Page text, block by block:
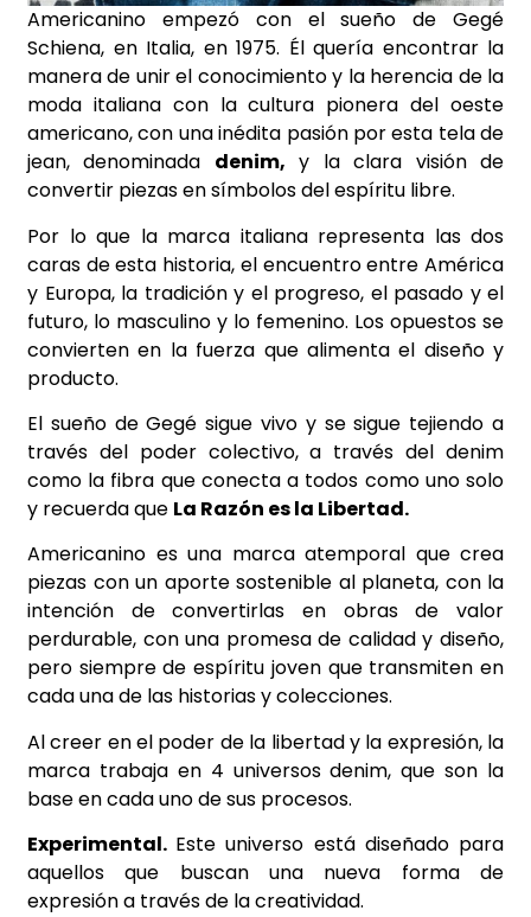
Americanino empezó con el sueño de Gegé
Schiena, en Italia, en 1975. Él quería encontrar la
manera de unir el conocimiento y la herencia de la
moda italiana con la cultura pionera del oeste
americano, con una inédita pasión por esta tela de
jean, denominada denim, y la clara visión de
convertir piezas en símbolos del espíritu libre.
Por lo que la marca italiana representa las dos
caras de esta historia, el encuentro entre América
y Europa, la tradición y el progreso, el pasado y el
futuro, lo masculino y lo femenino. Los opuestos se
convierten en la fuerza que alimenta el diseño y
producto.
El sueño de Gegé sigue vivo y se sigue tejiendo a
través del poder colectivo, a través del denim
como la fibra que conecta a todos como uno solo
y recuerda que La Razón es la Libertad.
Americanino es una marca atemporal que crea
piezas con un aporte sostenible al planeta, con la
intención de convertirlas en obras de valor
perdurable, con una promesa de calidad y diseño,
pero siempre de espíritu joven que transmiten en
cada una de las historias y colecciones.
Al creer en el poder de la libertad y la expresión, la
marca trabaja en 4 universos denim, que son la
base en cada uno de sus procesos.
Experimental. Este universo está diseñado para
aquellos que buscan una nueva forma de
expresión a través de la creatividad.